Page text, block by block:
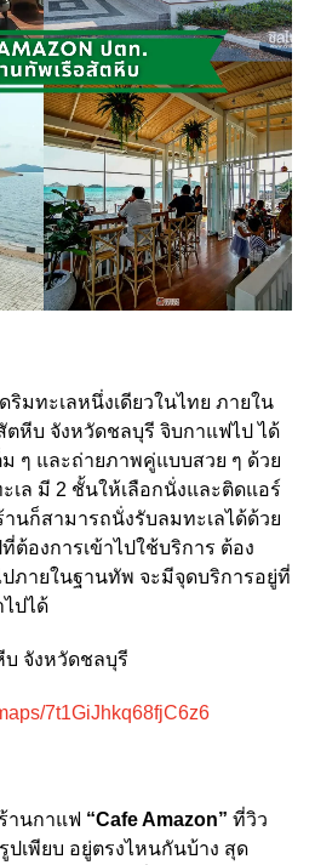
ริมทะเลหนึ่งเดียวในไทย ภายใน
ตหีบ จังหวัดชลบุรี จิบกาแฟไป ได้
ม ๆ และถ่ายภาพคู่แบบสวย ๆ ด้วย
เล มี 2 ชั้นให้เลือกนั่งและติดแอร์
นก็สามารถนั่งรับลมทะเลได้ด้วย
ต้องการเข้าไปใช้บริการ ต้อง
ภายในฐานทัพ จะมีจุดบริการอยู่ที่
ปได้
จังหวัดชลบุรี
7t1GiJhkq68fjC6z6
านกาแฟ “Cafe Amazon” ที่วิว
เพียบ อยู่ตรงไหนกันบ้าง สุด